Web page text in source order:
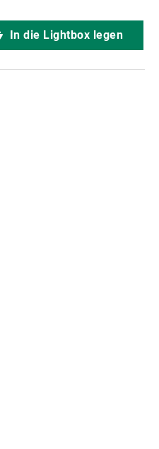
In die Lightbox legen